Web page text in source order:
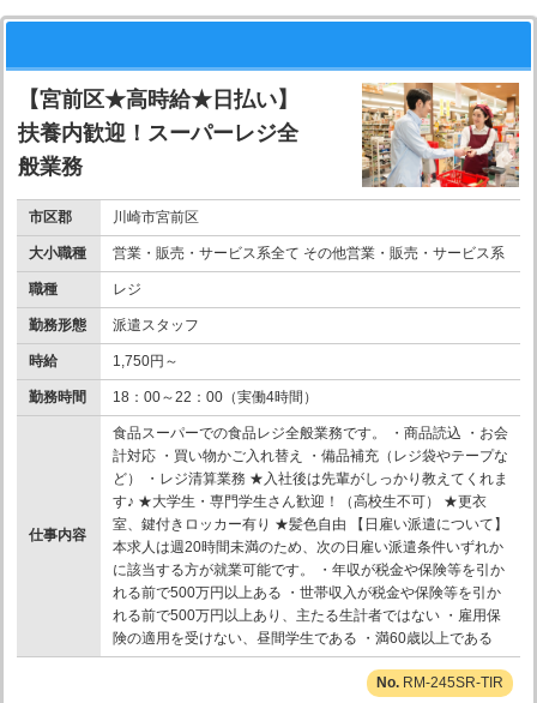
【宮前区★高時給★日払い】
扶養内歓迎！スーパーレジ全
般業務
市区郡 川崎市宮前区
大小職種 営業・販売・サービス系全て その他営業・販売・サービス系
職種 レジ
勤務形態 派遣スタッフ
時給 1,750円～
勤務時間 18：00～22：00（実働4時間）
仕事内容
食品スーパーでの食品レジ全般業務です。 ・商品読込 ・お会
計対応 ・買い物かご入れ替え ・備品補充（レジ袋やテープな
ど） ・レジ清算業務 ★入社後は先輩がしっかり教えてくれま
す♪ ★大学生・専門学生さん歓迎！（高校生不可） ★更衣
室、鍵付きロッカー有り ★髪色自由 【日雇い派遣について】
本求人は週20時間未満のため、次の日雇い派遣条件いずれか
に該当する方が就業可能です。 ・年収が税金や保険等を引か
れる前で500万円以上ある ・世帯収入が税金や保険等を引か
れる前で500万円以上あり、主たる生計者ではない ・雇用保
険の適用を受けない、昼間学生である ・満60歳以上である
RM-245SR-TIR